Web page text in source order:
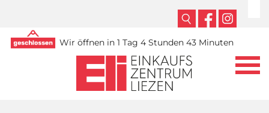
Wir öffnen in 1 Tag 4 Stunden 43 Minuten